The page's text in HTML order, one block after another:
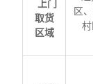
上门
取货
区域
区